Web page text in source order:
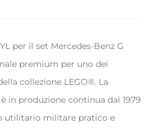
per il set Mercedes-Benz G
premium per uno dei
collezione LEGO®. La
in produzione continua dal 1979
utilitario militare pratico e